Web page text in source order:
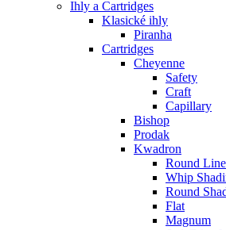
Ihly a Cartridges
Klasické ihly
Piranha
Cartridges
Cheyenne
Safety
Craft
Capillary
Bishop
Prodak
Kwadron
Round
Whip
Round
Flat
Magnum